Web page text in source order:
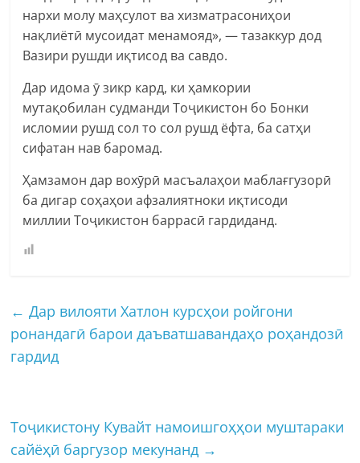
нархи молу маҳсулот ва хизматрасониҳои
нақлиётӣ мусоидат менамояд», — тазаккур дод
Вазири рушди иқтисод ва савдо.
Дар идома ӯ зикр кард, ки ҳамкории
мутақобилан судманди Тоҷикистон бо Бонки
исломии рушд сол то сол рушд ёфта, ба сатҳи
сифатан нав баромад.
Ҳамзамон дар вохӯрӣ масъалаҳои маблағгузорӣ
ба дигар соҳаҳои афзалиятноки иқтисоди
миллии Тоҷикистон баррасӣ гардиданд.
← Дар вилояти Хатлон курсҳои ройгони
ронандагӣ барои даъватшавандаҳо роҳандозӣ
гардид
Тоҷикистону Кувайт намоишгоҳҳои муштараки
сайёҳӣ баргузор мекунанд →